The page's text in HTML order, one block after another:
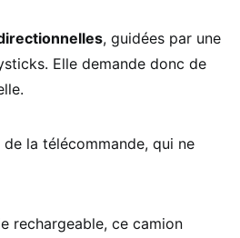
, guidées par une
Elle demande donc de
la télécommande, qui ne
rechargeable, ce camion